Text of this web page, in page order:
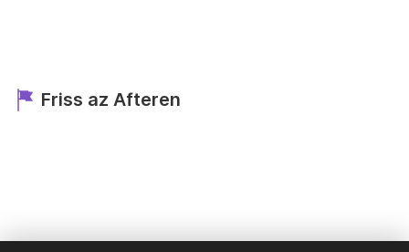
Friss az Afteren